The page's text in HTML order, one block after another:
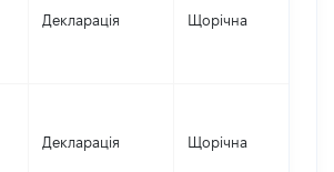
Декларація Щорічна
Декларація Щорічна